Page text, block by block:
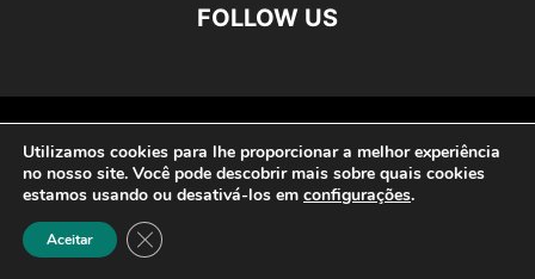
FOLLOW US
©
Utilizamos cookies para lhe proporcionar a melhor experiência
no nosso site. Você pode descobrir mais sobre quais cookies
estamos usando ou desativá-los em configurações.
Aceitar Close GDPR Cookie Banner